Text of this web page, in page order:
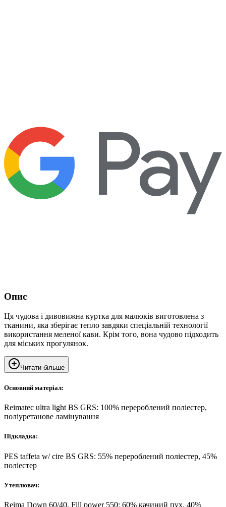
Опис
Ця чудова і дивовижна куртка для малюків виготовлена з
тканини, яка зберігає тепло завдяки спеціальній технології
використання меленої кави. Крім того, вона чудово підходить
для міських прогулянок.
Читати більше
Основний матеріал:
Reimatec ultra light BS GRS: 100% перероблений поліестер,
поліуретанове ламінування
Підкладка:
PES taffeta w/ cire BS GRS: 55% перероблений поліестер, 45%
поліестер
Утеплювач:
Reima Down 60/40, Fill power 550: 60% качиний пух, 40%